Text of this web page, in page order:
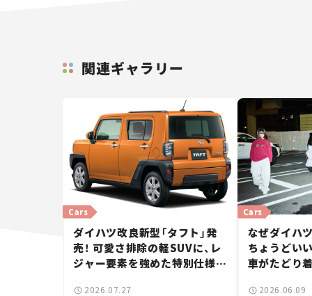
関連ギャラリー
Cars
ダイハツ改良新型「タフト」発
売！ 可愛さ排除の軽SUVに、レ
ジャー要素を強めた特別仕様車
2026.07.27
Cars
なぜダイハ
ちょうどい
車がたどり
2026.06.09